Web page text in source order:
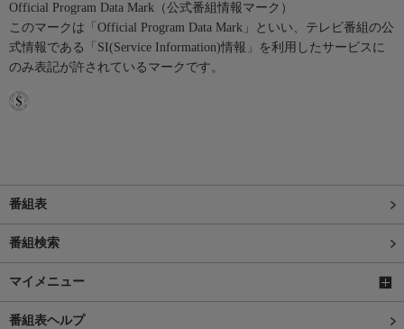
Official Program Data Mark（公式番組情報マーク）
このマークは「Official Program Data Mark」といい、テレビ番組の公
式情報である「SI(Service Information)情報」を利用したサービスに
のみ表記が許されているマークです。
番組表
番組検索
マイメニュー
番組表ヘルプ